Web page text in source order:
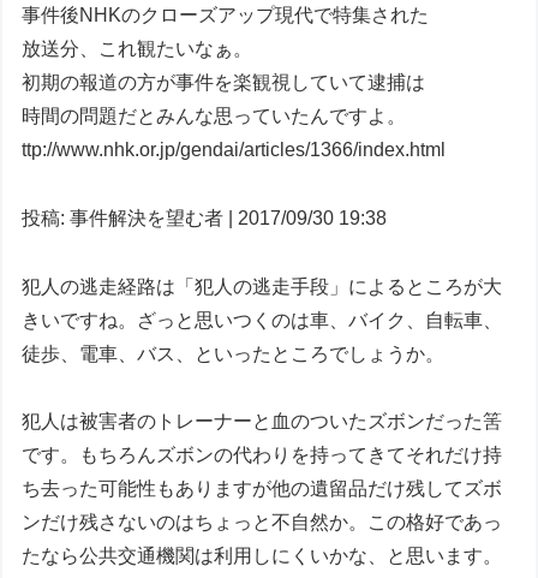
事件後NHKのクローズアップ現代で特集された
放送分、これ観たいなぁ。
初期の報道の方が事件を楽観視していて逮捕は
時間の問題だとみんな思っていたんですよ。
ttp://www.nhk.or.jp/gendai/articles/1366/index.html
投稿: 事件解決を望む者 | 2017/09/30 19:38
犯人の逃走経路は「犯人の逃走手段」によるところが大
きいですね。ざっと思いつくのは車、バイク、自転車、
徒歩、電車、バス、といったところでしょうか。
犯人は被害者のトレーナーと血のついたズボンだった筈
です。もちろんズボンの代わりを持ってきてそれだけ持
ち去った可能性もありますが他の遺留品だけ残してズボ
ンだけ残さないのはちょっと不自然か。この格好であっ
たなら公共交通機関は利用しにくいかな、と思います。